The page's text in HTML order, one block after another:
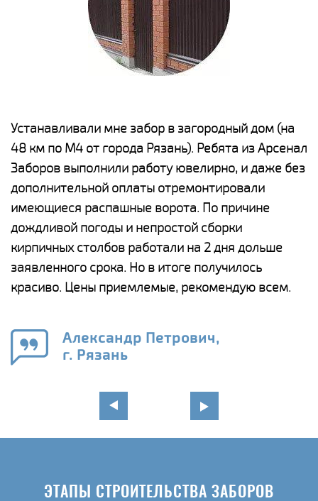
Устанавливали мне забор в загородный дом (на
48 км по М4 от города Рязань). Ребята из Арсенал
Заборов выполнили работу ювелирно, и даже без
дополнительной оплаты отремонтировали
имеющиеся распашные ворота. По причине
дождливой погоды и непростой сборки
кирпичных столбов работали на 2 дня дольше
заявленного срока. Но в итоге получилось
красиво. Цены приемлемые, рекомендую всем.
Александр Петрович,
г. Рязань
ЭТАПЫ СТРОИТЕЛЬСТВА ЗАБОРОВ